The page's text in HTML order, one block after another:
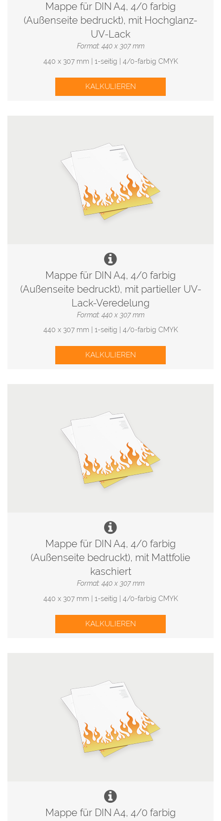
Mappe für DIN A4, 4/0 farbig
(Außenseite bedruckt), mit Hochglanz-
UV-Lack
Format: 440 x 307 mm
440 x 307 mm | 1-seitig | 4/0-farbig CMYK
KALKULIEREN
Mappe für DIN A4, 4/0 farbig
(Außenseite bedruckt), mit partieller UV-
Lack-Veredelung
Format: 440 x 307 mm
440 x 307 mm | 1-seitig | 4/0-farbig CMYK
KALKULIEREN
Mappe für DIN A4, 4/0 farbig
(Außenseite bedruckt), mit Mattfolie
kaschiert
Format: 440 x 307 mm
440 x 307 mm | 1-seitig | 4/0-farbig CMYK
KALKULIEREN
Mappe für DIN A4, 4/0 farbig